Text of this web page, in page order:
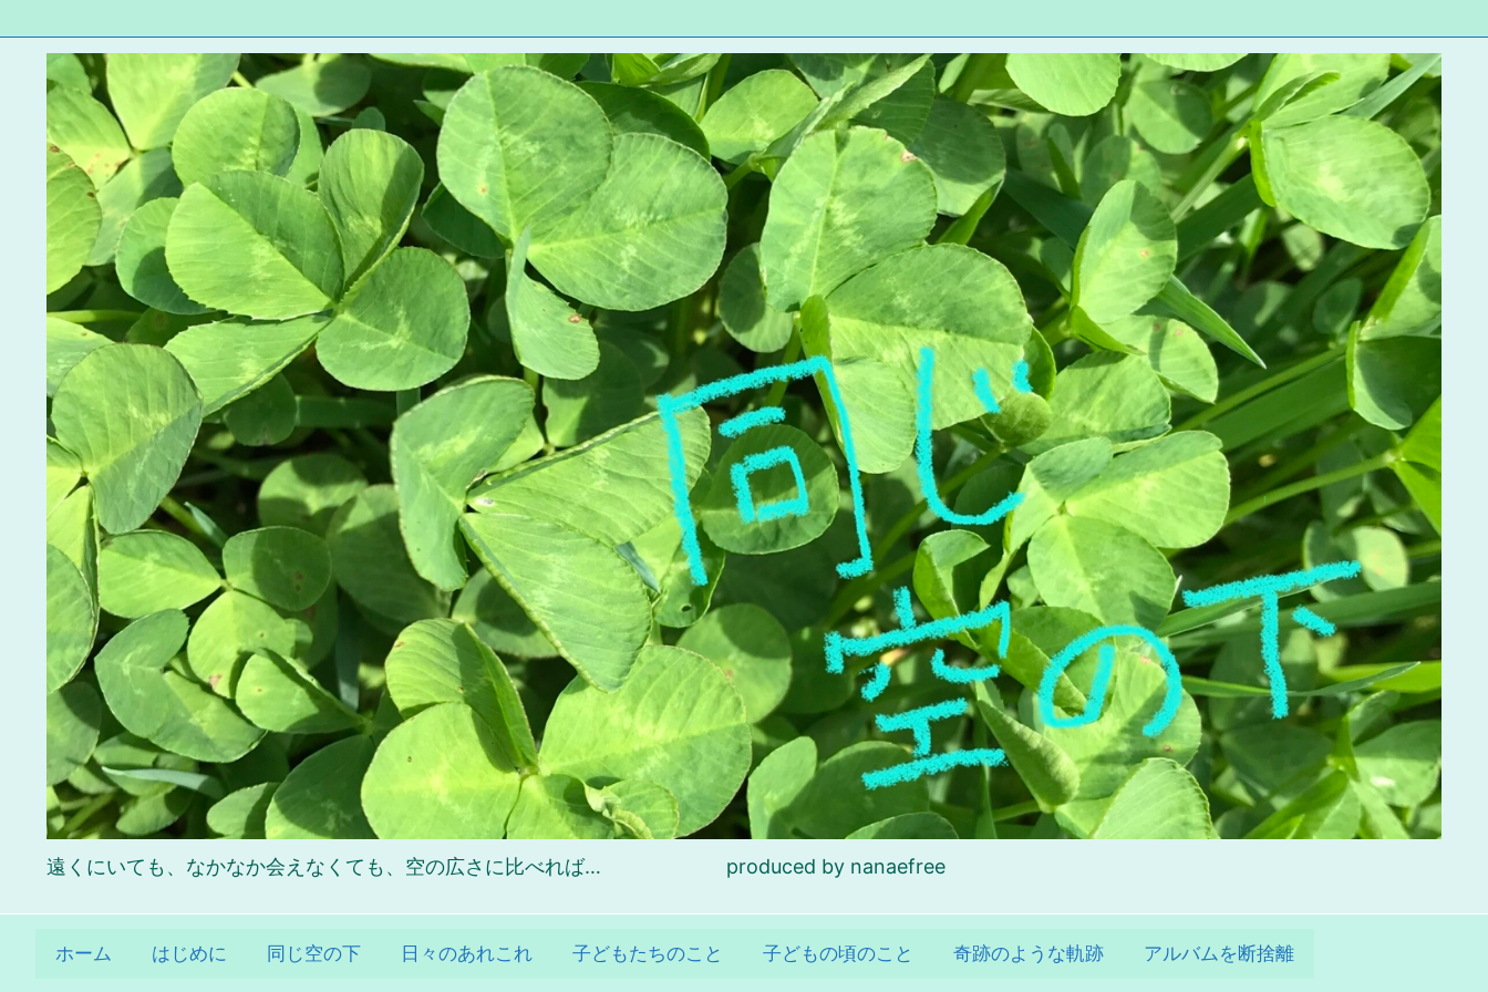
遠くにいても、なかなか会えなくても、空の広さに比べれば… produced by nanaefree
ホーム はじめに 同じ空の下 日々のあれこれ 子どもたちのこと 子どもの頃のこと 奇跡のような軌跡 アルバムを断捨離